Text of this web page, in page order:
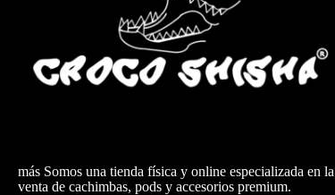
más Somos una tienda física y online especializada en la
venta de cachimbas, pods y accesorios premium.